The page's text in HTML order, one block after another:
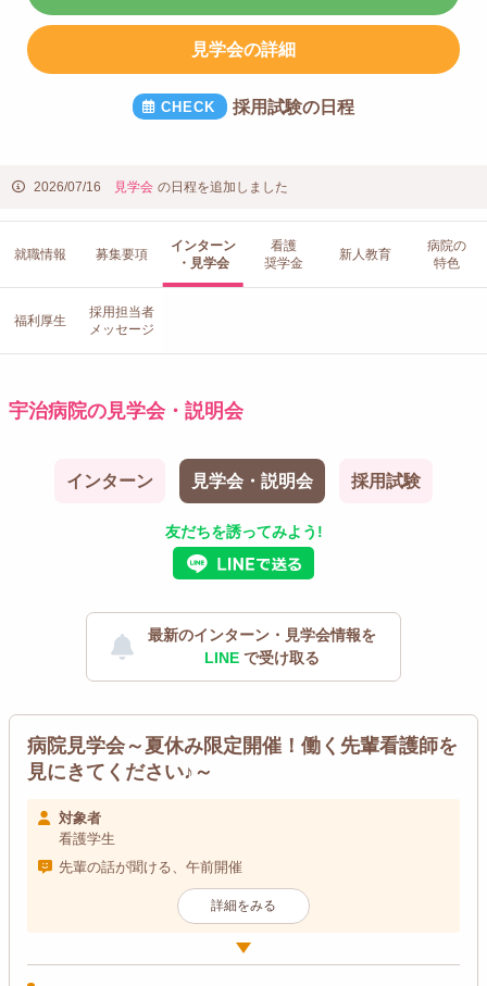
見学会の詳細
採用試験の日程
2026/07/16 見学会 の日程を追加しました
就職情報 募集要項
インターン
・見学会
看護
奨学金
新人教育
病院の
特色
福利厚生
採用担当者
メッセージ
宇治病院の見学会・説明会
インターン 見学会・説明会 採用試験
友だちを誘ってみよう!
最新のインターン・見学会情報を
LINE で受け取る
病院見学会～夏休み限定開催！働く先輩看護師を
見にきてください♪～
対象者
看護学生
先輩の話が聞ける、午前開催
詳細をみる